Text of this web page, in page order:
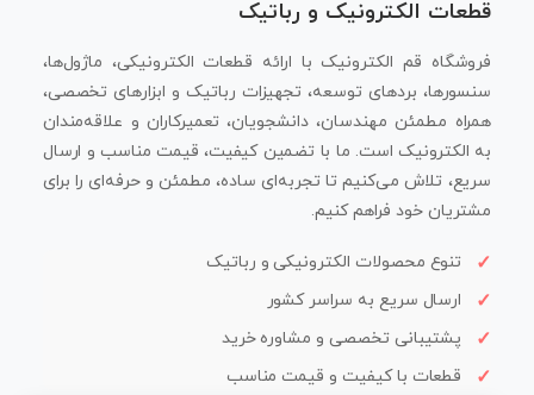
قطعات الکترونیک و رباتیک
فروشگاه قم الکترونیک با ارائه قطعات الکترونیکی، ماژول‌ها،
سنسورها، بردهای توسعه، تجهیزات رباتیک و ابزارهای تخصصی،
همراه مطمئن مهندسان، دانشجویان، تعمیرکاران و علاقه‌مندان
به الکترونیک است. ما با تضمین کیفیت، قیمت مناسب و ارسال
سریع، تلاش می‌کنیم تا تجربه‌ای ساده، مطمئن و حرفه‌ای را برای
مشتریان خود فراهم کنیم.
تنوع محصولات الکترونیکی و رباتیک
ارسال سریع به سراسر کشور
پشتیبانی تخصصی و مشاوره خرید
قطعات با کیفیت و قیمت مناسب